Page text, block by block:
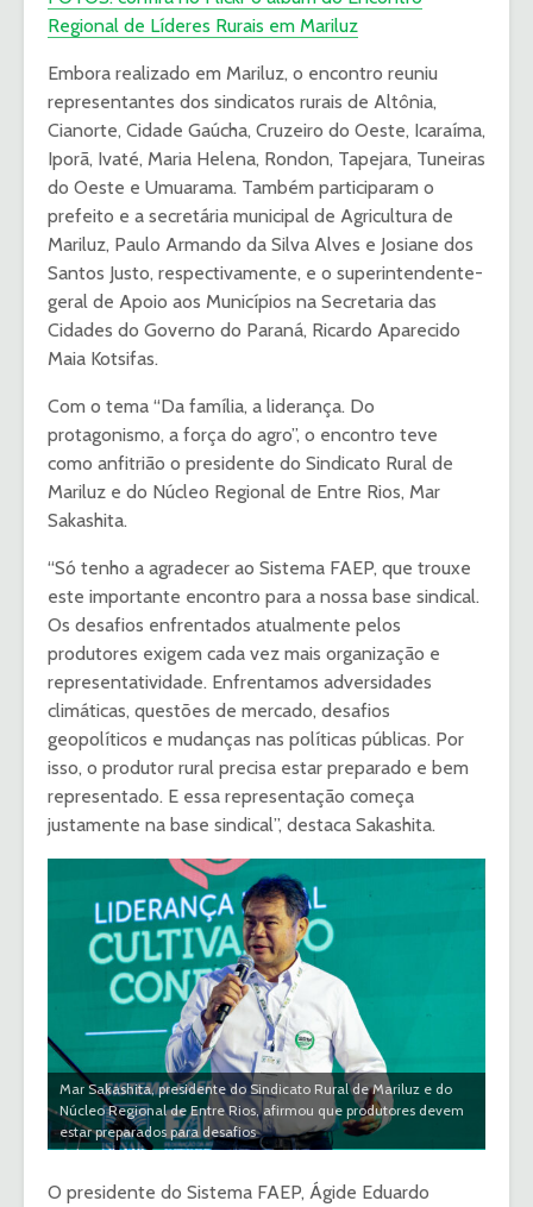
Regional de Líderes Rurais em Mariluz
Embora realizado em Mariluz, o encontro reuniu
representantes dos sindicatos rurais de Altônia,
Cianorte, Cidade Gaúcha, Cruzeiro do Oeste, Icaraíma,
Iporã, Ivaté, Maria Helena, Rondon, Tapejara, Tuneiras
do Oeste e Umuarama. Também participaram o
prefeito e a secretária municipal de Agricultura de
Mariluz, Paulo Armando da Silva Alves e Josiane dos
Santos Justo, respectivamente, e o superintendente-
geral de Apoio aos Municípios na Secretaria das
Cidades do Governo do Paraná, Ricardo Aparecido
Maia Kotsifas.
Com o tema “Da família, a liderança. Do
protagonismo, a força do agro”, o encontro teve
como anfitrião o presidente do Sindicato Rural de
Mariluz e do Núcleo Regional de Entre Rios, Mar
Sakashita.
“Só tenho a agradecer ao Sistema FAEP, que trouxe
este importante encontro para a nossa base sindical.
Os desafios enfrentados atualmente pelos
produtores exigem cada vez mais organização e
representatividade. Enfrentamos adversidades
climáticas, questões de mercado, desafios
geopolíticos e mudanças nas políticas públicas. Por
isso, o produtor rural precisa estar preparado e bem
representado. E essa representação começa
justamente na base sindical”, destaca Sakashita.
Mar Sakashita, presidente do Sindicato Rural de Mariluz e do
Núcleo Regional de Entre Rios, afirmou que produtores devem
estar preparados para desafios
O presidente do Sistema FAEP, Ágide Eduardo